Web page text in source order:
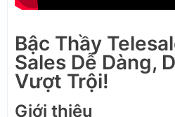
Bậc Thầy
Sales Dễ Dàng,
Vượt Trội!
Giới thiệu